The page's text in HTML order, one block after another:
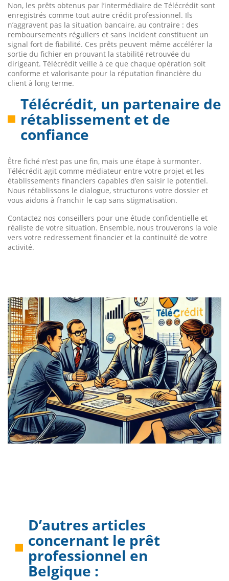
Non, les prêts obtenus par l’intermédiaire de Télécrédit sont
enregistrés comme tout autre crédit professionnel. Ils
n’aggravent pas la situation bancaire, au contraire : des
remboursements réguliers et sans incident constituent un
signal fort de fiabilité. Ces prêts peuvent même accélérer la
sortie du fichier en prouvant la stabilité retrouvée du
dirigeant. Télécrédit veille à ce que chaque opération soit
conforme et valorisante pour la réputation financière du
client à long terme.
Télécrédit, un partenaire de
rétablissement et de
confiance
Être fiché n’est pas une fin, mais une étape à surmonter.
Télécrédit agit comme médiateur entre votre projet et les
établissements financiers capables d’en saisir le potentiel.
Nous rétablissons le dialogue, structurons votre dossier et
vous aidons à franchir le cap sans stigmatisation.
Contactez nos conseillers pour une étude confidentielle et
réaliste de votre situation. Ensemble, nous trouverons la voie
vers votre redressement financier et la continuité de votre
activité.
D’autres articles
concernant le prêt
professionnel en
Belgique :